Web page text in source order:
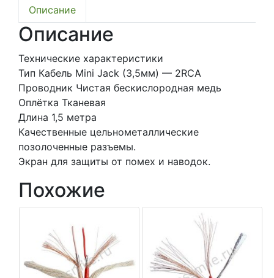
МД-2RCA
УТ1.5М
(Jack
2RCA)
Описание
Описание
Технические характеристики
Тип Кабель Mini Jack (3,5мм) — 2RCA
Проводник Чистая бескислородная медь
Оплётка Тканевая
Длина 1,5 метра
Качественные цельнометаллические
позолоченные разъемы.
Экран для защиты от помех и наводок.
Похожие